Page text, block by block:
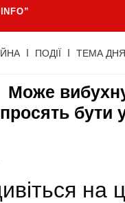
ПОДІЇ ТЕМА ДНЯ
Може
просять бути
на